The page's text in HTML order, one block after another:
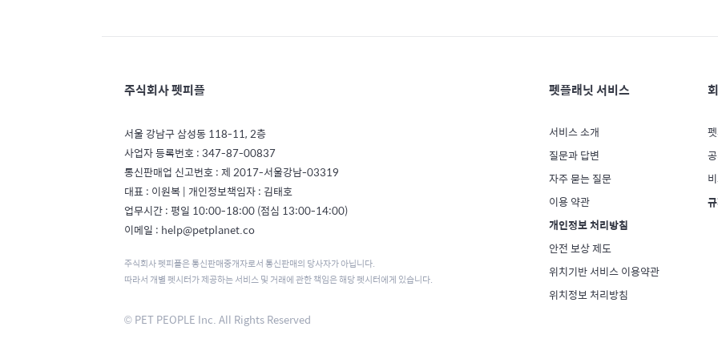
주식회사 펫피플
서울 강남구 삼성동 118-11, 2층
사업자 등록번호 : 347-87-00837
통신판매업 신고번호 : 제 2017-서울강남-03319
대표 : 이원복 | 개인정보책임자 : 김태호
업무시간 : 평일 10:00-18:00 (점심 13:00-14:00)
이메일 : help@petplanet.co
주식회사 펫피플은 통신판매중개자로서 통신판매의 당사자가 아닙니다.
따라서 개별 펫시터가 제공하는 서비스 및 거래에 관한 책임은 해당 펫시터에게 있습니다.
© PET PEOPLE Inc. All Rights Reserved
펫플래닛 서비스
서비스 소개
질문과 답변
자주 묻는 질문
이용 약관
개인정보 처리방침
안전 보상 제도
위치기반 서비스 이용약관
위치정보 처리방침